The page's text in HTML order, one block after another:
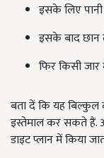
इसके लिए
इसके बाद छान
फिर किसी
बता दें कि यह
इस्तेमाल कर सकते हैं.
डाइट प्लान में किया